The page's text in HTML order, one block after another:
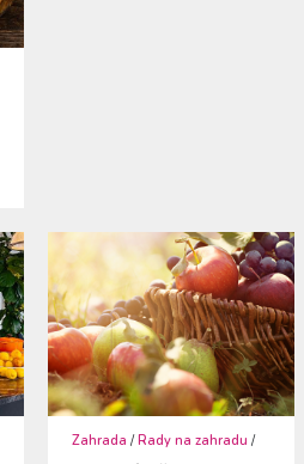
Zahrada /Rady na zahradu /